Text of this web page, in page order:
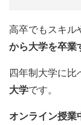
高卒でもスキル
から大学を卒業
四年制大学に
大学です。
オンライン授業